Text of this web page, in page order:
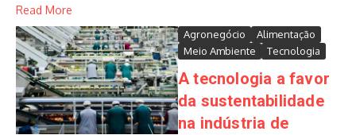
Read More
Agronegócio
Alimentação
Meio Ambiente
Tecnologia
A tecnologia a favor
da sustentabilidade
na indústria de